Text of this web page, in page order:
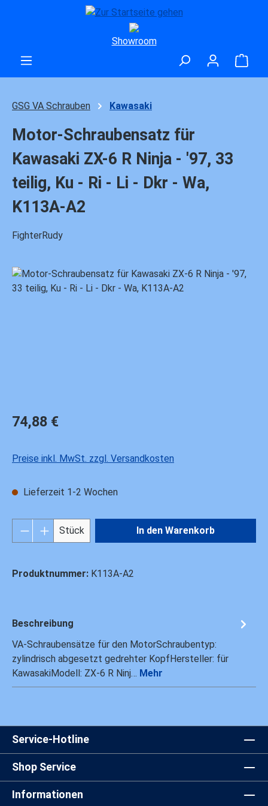
Zum Hauptinhalt springen
Showroom
GSG VA Schrauben Kawasaki
Motor-Schraubensatz für
Kawasaki ZX-6 R Ninja - '97, 33
teilig, Ku - Ri - Li - Dkr - Wa,
K113A-A2
FighterRudy
Bildergalerie überspringen
Regulärer Preis:
74,88 €
Preise inkl. MwSt. zzgl. Versandkosten
Lieferzeit 1-2 Wochen
Produkt Anzahl: Gib den gewünschten
Stück In den Warenkorb
Produktnummer: K113A-A2
Beschreibung
VA-Schraubensätze für den MotorSchraubentyp:
zylindrisch abgesetzt gedrehter KopfHersteller: für
KawasakiModell: ZX-6 R Ninj… Mehr
Service-Hotline
Shop Service
Informationen